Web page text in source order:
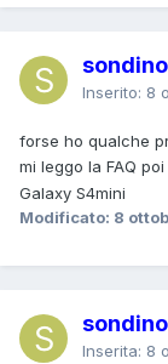
sondino
Inserito: 8
forse ho qualche
mi leggo la FAQ
Galaxy S4mini
Modificato: 8
sondino
Inserita: 8